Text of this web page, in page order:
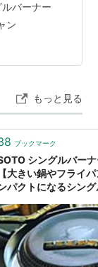
載のパズ
中、スペッ
いか」と感
）の「Gス
バーナー
ン
もっと見る
ブックマーク
シングルバー
【大きい鍋やフライ
パクトになるシン
）